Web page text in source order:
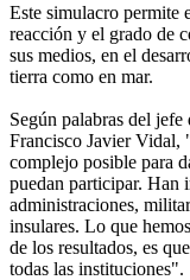
Este simulacro permite
reacción y el grado de
sus medios, en el
tierra como en mar.
Según palabras del
Francisco Javier Vidal,
complejo posible para
puedan participar. Han
administraciones,
insulares. Lo que
de los resultados, es
todas las instituciones".